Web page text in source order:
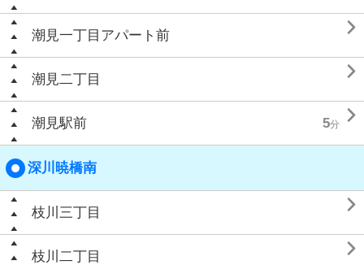
潮見一丁目アパート前 
潮見二丁目 
潮見駅前 5分 
深川暁橋南
枝川三丁目 
枝川二丁目 